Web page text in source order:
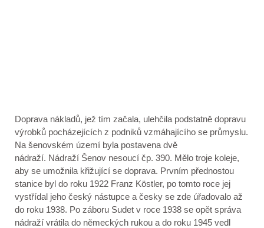
Doprava nákladů, jež tím začala, ulehčila podstatně dopravu
výrobků pocházejících z podniků vzmáhajícího se průmyslu.
Na šenovském území byla postavena dvě
nádraží. Nádraží Šenov nesoucí čp. 390. Mělo troje koleje,
aby se umožnila křižující se doprava. Prvním přednostou
stanice byl do roku 1922 Franz Köstler, po tomto roce jej
vystřídal jeho český nástupce a česky se zde úřadovalo až
do roku 1938. Po záboru Sudet v roce 1938 se opět správa
nádraží vrátila do německých rukou a do roku 1945 vedl